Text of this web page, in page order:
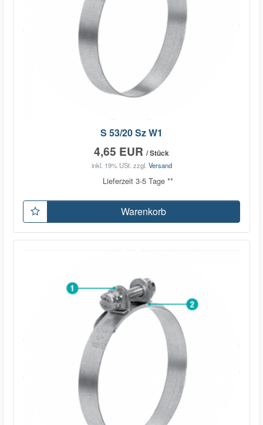
S 53/20 Sz W1
4,65 EUR / Stück
inkl. 19% USt. zzgl. Versand
Lieferzeit 3-5 Tage **
Warenkorb